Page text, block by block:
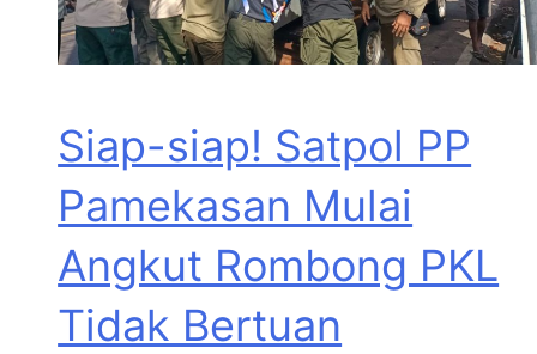
Siap-siap! Satpol PP
Pamekasan Mulai
Angkut Rombong PKL
Tidak Bertuan